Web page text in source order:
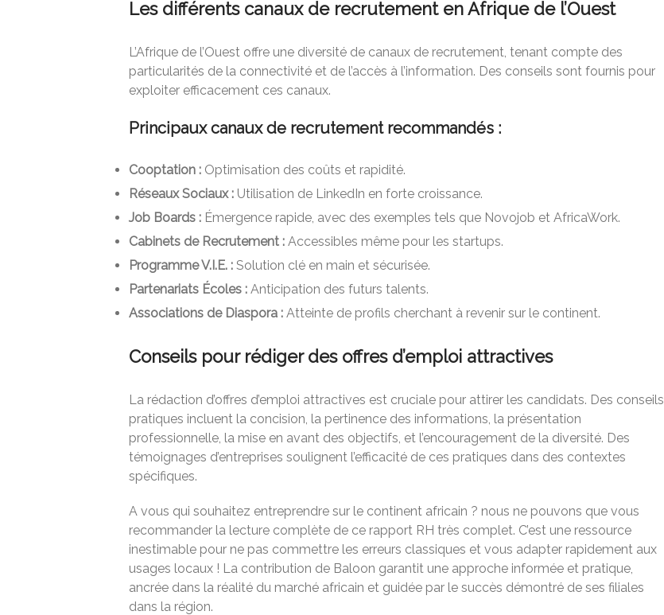
Les différents canaux de recrutement en Afrique de l’Ouest
L’Afrique de l’Ouest offre une diversité de canaux de recrutement, tenant compte des
particularités de la connectivité et de l’accès à l’information. Des conseils sont fournis pour
exploiter efficacement ces canaux.
Principaux canaux de recrutement recommandés :
Cooptation : Optimisation des coûts et rapidité.
Réseaux Sociaux : Utilisation de LinkedIn en forte croissance.
Job Boards : Émergence rapide, avec des exemples tels que Novojob et AfricaWork.
Cabinets de Recrutement : Accessibles même pour les startups.
Programme V.I.E. : Solution clé en main et sécurisée.
Partenariats Écoles : Anticipation des futurs talents.
Associations de Diaspora : Atteinte de profils cherchant à revenir sur le continent.
Conseils pour rédiger des offres d’emploi attractives
La rédaction d’offres d’emploi attractives est cruciale pour attirer les candidats. Des conseils
pratiques incluent la concision, la pertinence des informations, la présentation
professionnelle, la mise en avant des objectifs, et l’encouragement de la diversité. Des
témoignages d’entreprises soulignent l’efficacité de ces pratiques dans des contextes
spécifiques.
A vous qui souhaitez entreprendre sur le continent africain ? nous ne pouvons que vous
recommander la lecture complète de ce rapport RH très complet. C’est une ressource
inestimable pour ne pas commettre les erreurs classiques et vous adapter rapidement aux
usages locaux ! La contribution de Baloon garantit une approche informée et pratique,
ancrée dans la réalité du marché africain et guidée par le succès démontré de ses filiales
dans la région.